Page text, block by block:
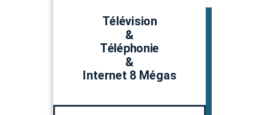
Télévision
&
Téléphonie
&
Internet 8 Mégas